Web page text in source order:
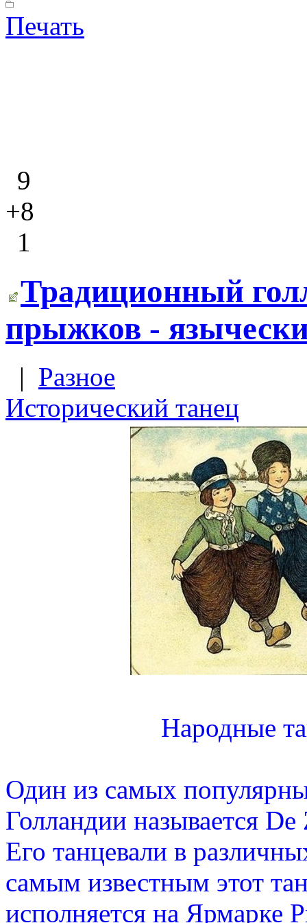
Печать
9
+8
1
Традиционный
прыжков -
| Разное
Исторический танец
Народные
Один из самых
Голландии называется
Его танцевали в
самым известным этот
исполняется на Ярмарке